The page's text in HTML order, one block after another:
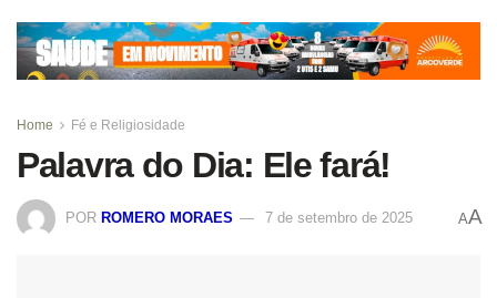
Home Fé e Religiosidade
Palavra do Dia: Ele fará!
POR ROMERO MORAES 7 de setembro de 2025 AA